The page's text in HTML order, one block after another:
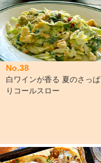
No.38
白ワインが香る 夏のさっぱ
りコールスロー